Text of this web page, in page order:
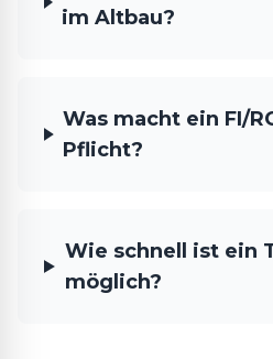
im Altbau?
Was macht ein FI/
Pflicht?
Wie schnell ist ein
möglich?